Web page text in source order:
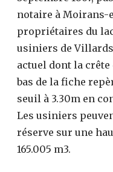
notaire à Moirans-
propriétaires du
usiniers de
actuel dont la crête
bas de la fiche
seuil à 3.30m en
Les usiniers
réserve sur une
165.005 m3.